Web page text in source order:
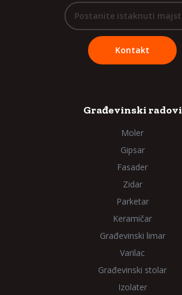
Postanite istaknuti
Kontakt
Građevinski radovi
Moler
Gipsar
Fasader
Zidar
Parketar
Keramičar
Građevinski limar
Varilac
Građevinski stolar
Izolater